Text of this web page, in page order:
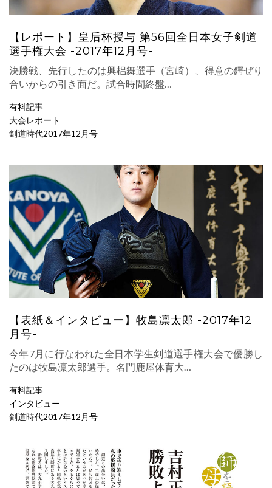
【レポート】皇后杯授与 第56回全日本女子剣道
選手権大会 -2017年12月号-
決勝戦、先行したのは興梠舞選手（宮崎）、得意の鍔ぜり
合いからの引き面だ。試合時間終盤…
有料記事
大会レポート
剣道時代2017年12月号
【表紙＆インタビュー】牧島凛太郎 -2017年12
月号-
今年7月に行なわれた全日本学生剣道選手権大会で優勝し
たのは牧島凛太郎選手。名門鹿屋体育大…
有料記事
インタビュー
剣道時代2017年12月号